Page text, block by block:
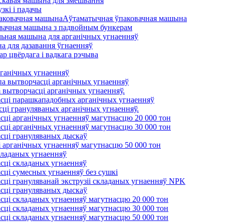
і падачы
машынаАўтаматычная ўпаковачная машына
машына з падвойным бункерам
машына для арганічных угнаенняў
для дазавання ўгнаенняў
цвёрдага і вадкага рэчыва
угнаенняў
вытворчасці арганічных угнаенняў
вытворчасці арганічных угнаенняў.
парашкападобных арганічных угнаенняў
грануляваных арганічных угнаенняў.
арганічных угнаенняў магутнасцю 20 000 тон
арганічных угнаенняў магутнасцю 30 000 тон
грануляваных дыскаў
арганічных угнаенняў магутнасцю 50 000 тон
угнаенняў
складаных угнаенняў
сумесных угнаенняў без сушкі
грануляванай экструзіі складаных угнаенняў NPK
грануляваных дыскаў
складаных угнаенняў магутнасцю 20 000 тон
складаных угнаенняў магутнасцю 30 000 тон
складаных угнаенняў магутнасцю 50 000 тон